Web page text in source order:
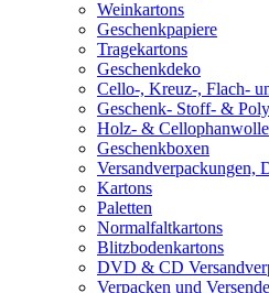
Weinkartons
Geschenkpapiere
Tragekartons
Geschenkdeko
Cello-, Kreuz-, Flach-
Geschenk- Stoff- &
Holz- & Cellophanwolle
Geschenkboxen
Versandverpackungen,
Kartons
Paletten
Normalfaltkartons
Blitzbodenkartons
DVD & CD
Verpacken und